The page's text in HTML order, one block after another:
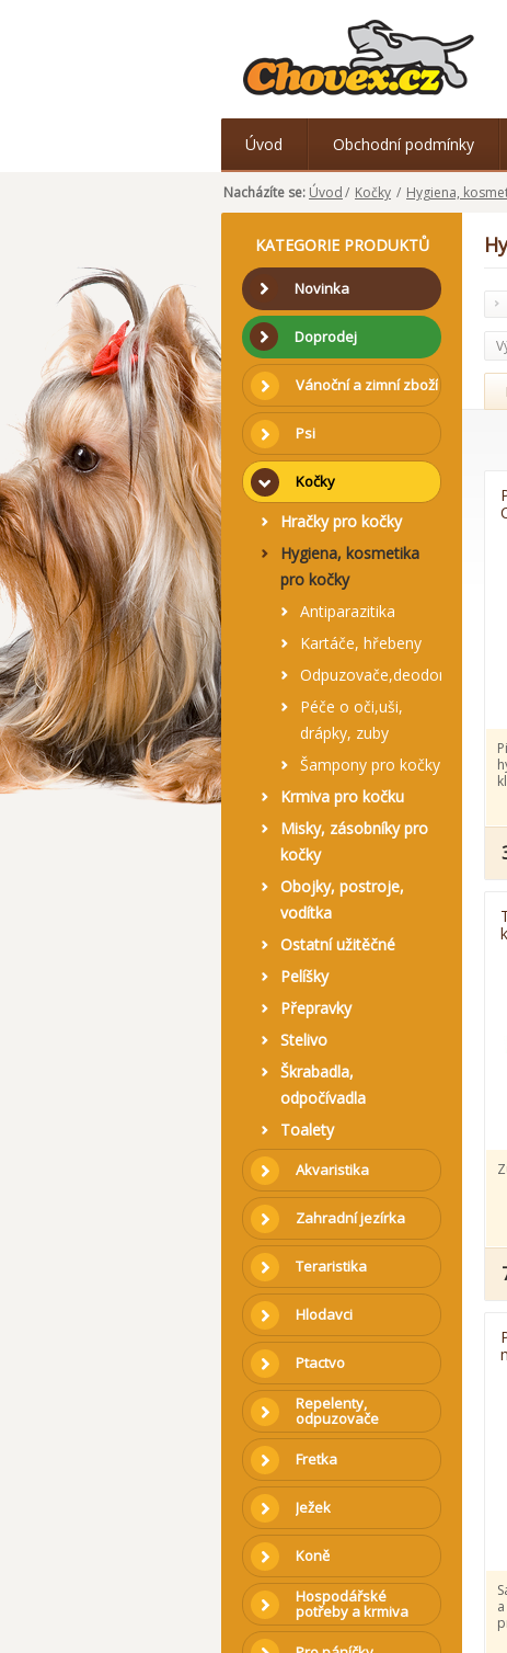
Úvod Obchodní podmínky
Nacházíte se: Úvod/ Kočky / Hygiena,
KATEGORIE PRODUKTŮ
Novinka
Doprodej
Vánoční a zimní zboží
Psi
Kočky
Hračky pro kočky
Hygiena, kosmetika
pro kočky
Antiparazitika
Kartáče, hřebeny
Péče o oči,uši,
drápky, zuby
Šampony pro kočky
Krmiva pro kočku
Misky, zásobníky pro
kočky
Obojky, postroje,
vodítka
Ostatní užitěčné
Pelíšky
Přepravky
Stelivo
Škrabadla,
odpočívadla
Toalety
Akvaristika
Zahradní jezírka
Teraristika
Hlodavci
Ptactvo
Repelenty,
odpuzovače
Fretka
Ježek
Koně
Hospodářské
potřeby a krmiva